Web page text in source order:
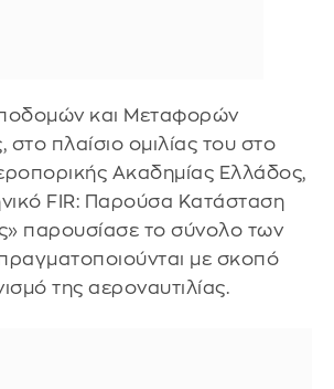
και Μεταφορών
στο πλαίσιο ομιλίας του στο
Ακαδημίας Ελλάδος,
FIR: Παρούσα Κατάσταση
παρουσίασε το σύνολο των
με σκοπό
της αεροναυτιλίας.